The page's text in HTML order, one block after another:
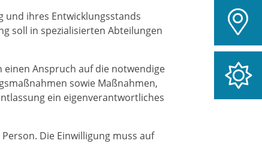
und ihres Entwicklungsstands
soll in spezialisierten Abteilungen
Anspruch auf die notwendige
sowie Maßnahmen,
ein eigenverantwortliches
Die Einwilligung muss auf